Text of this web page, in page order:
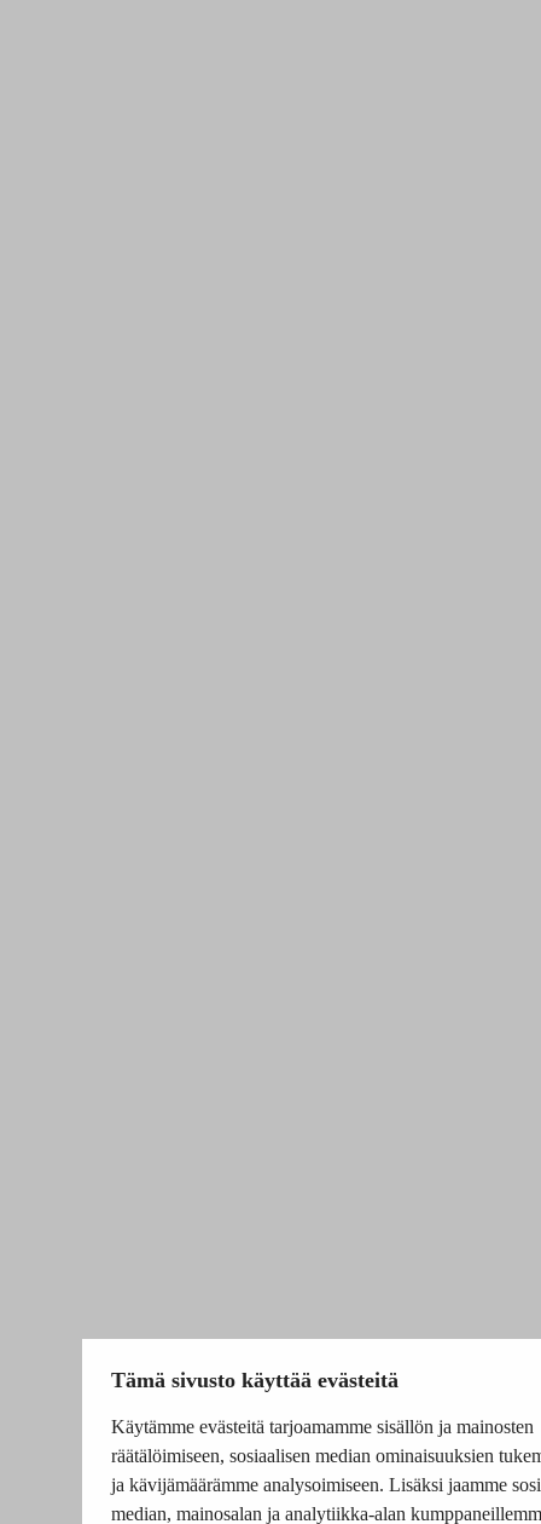
Tämä sivusto käyttää evästeitä
Käytämme evästeitä tarjoamamme sisällön ja mainosten
räätälöimiseen, sosiaalisen median ominaisuuksien
ja kävijämäärämme analysoimiseen. Lisäksi jaamme
median, mainosalan ja analytiikka-alan